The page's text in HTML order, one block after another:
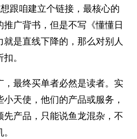
跟咱建立个链接，最核心的
广背书，但是不写《懂懂日
是直线下降的，那么对别人
。
最终买单者必然是读者。实
天使，他们的产品或服务，
先产品，只能说鱼龙混杂，不